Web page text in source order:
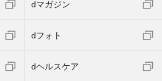
dマガジン
dフォト
dヘルスケア